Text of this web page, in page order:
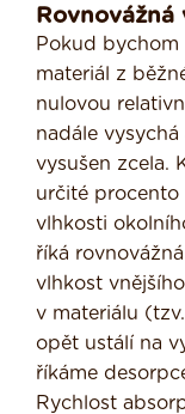
Rovnovážná
Pokud bychom
materiál z
nulovou
nadále
vysušen zcela.
určité procento
vlhkosti
říká
vlhkost
v materiálu
opět ustálí na
říkáme
Rychlost